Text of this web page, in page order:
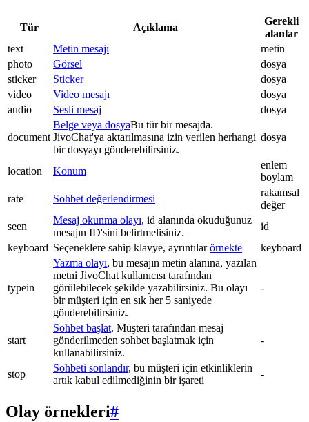
Tür Açıklama
Gerekli
alanlar
text
Metin mesajı
metin
photo
Görsel
dosya
sticker
Sticker
dosya
video
Video mesajı
dosya
audio
Sesli mesaj dosya
document
Belge veya dosyaBu tür bir mesajda.
JivoChat'ya aktarılmasına izin verilen herhangi
bir dosyayı gönderebilirsiniz.
dosya
location Konum
enlem
boylam
rate
Sohbet değerlendirmesi
rakamsal
değer
seen
Mesaj okunma olayı, id alanında okuduğunuz
mesajın ID'sini belirtmelisiniz.
id
keyboard Seçeneklere sahip klavye, ayrıntılarörnekte keyboard
typein
Yazma olayı, bu mesajın metin alanına, yazılan
metni JivoChat kullanıcısı tarafından
görülebilecek şekilde yazabilirsiniz. Bu olayı
bir müşteri için en sık her 5 saniyede
gönderebilirsiniz.
-
start
Sohbet başlat. Müşteri tarafından mesaj
gönderilmeden sohbet başlatmak için
kullanabilirsiniz.
-
stop
Sohbeti sonlandır, bu müşteri için etkinliklerin
artık kabul edilmediğinin bir işareti
-
Olay örnekleri#